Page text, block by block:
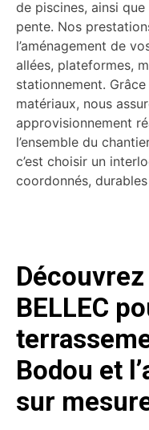
de piscines, ainsi que
pente. Nos
l’aménagement de
allées, plateformes,
stationnement.
matériaux, nous
approvisionnement
l’ensemble du
c’est choisir un
coordonnés,
BELLEC
Bodou et
sur